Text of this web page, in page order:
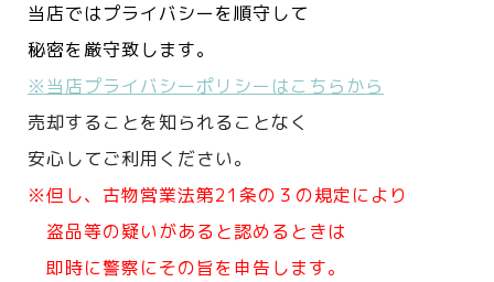
当店ではプライバシーを順守して
秘密を厳守致します。
※当店プライバシーポリシーはこちらから
売却することを知られることなく
安心してご利用ください。
※但し、古物営業法第21条の３の規定により
盗品等の疑いがあると認めるときは
即時に警察にその旨を申告します。